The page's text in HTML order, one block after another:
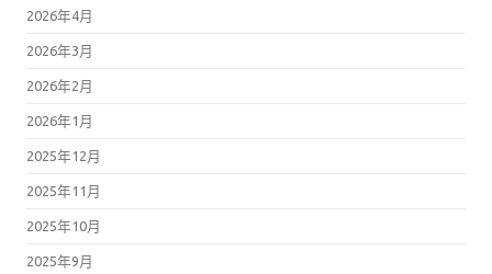
2026年4月
2026年3月
2026年2月
2026年1月
2025年12月
2025年11月
2025年10月
2025年9月